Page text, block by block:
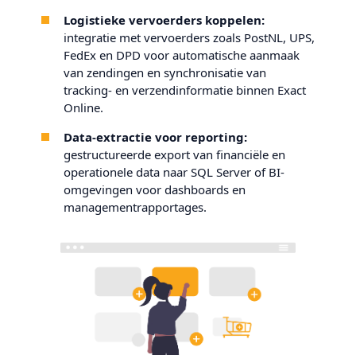
Logistieke vervoerders koppelen:
integratie met vervoerders zoals PostNL, UPS,
FedEx en DPD voor automatische aanmaak
van zendingen en synchronisatie van
tracking- en verzendinformatie binnen Exact
Online.
Data-extractie voor reporting:
gestructureerde export van financiële en
operationele data naar SQL Server of BI-
omgevingen voor dashboards en
managementrapportages.